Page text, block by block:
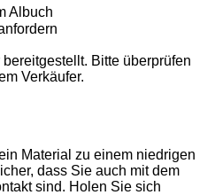
Albuch
Bitte überprüfen
Verkäufer.
Material zu einem niedrigen
dass Sie auch mit dem
sind. Holen Sie sich